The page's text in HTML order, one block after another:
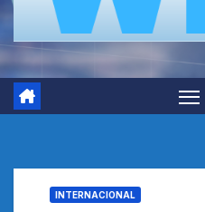
INTERNACIONAL